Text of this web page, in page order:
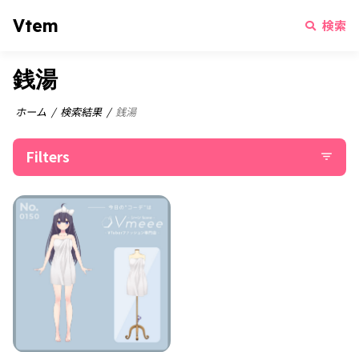
Vtem 検索
銭湯
ホーム 検索結果 銭湯
Filters filter_list